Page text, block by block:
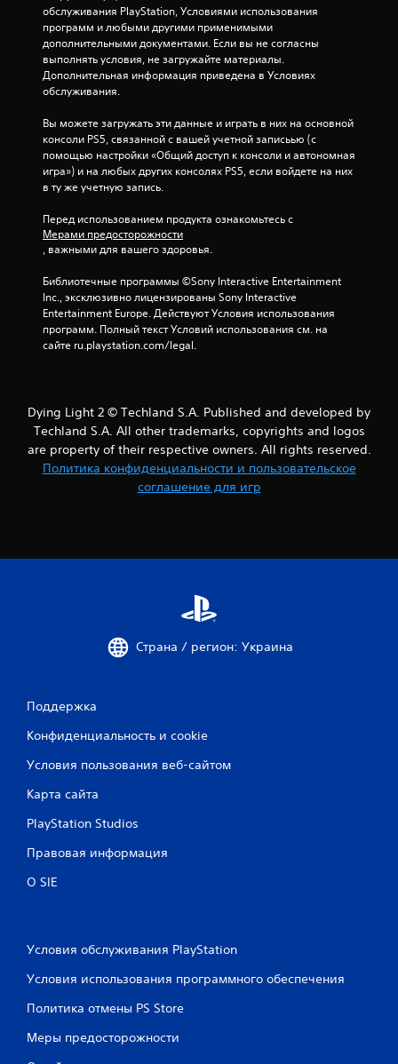
обслуживания PlayStation, Условиями использования
программ и любыми другими применимыми
дополнительными документами. Если вы не согласны
выполнять условия, не загружайте материалы.
Дополнительная информация приведена в Условиях
обслуживания.
Вы можете загружать эти данные и играть в них на основной
консоли PS5, связанной с вашей учетной записьью (с
помощью настройки «Общий доступ к консоли и автономная
игра») и на любых других консолях PS5, если войдете на них
в ту же учетную запись.
Перед использованием продукта ознакомьтесь с
Мерами предосторожности
, важными для вашего здоровья.
Библиотечные программы ©Sony Interactive Entertainment
Inc., эксклюзивно лицензированы Sony Interactive
Entertainment Europe. Действуют Условия использования
программ. Полный текст Условий использования см. на
сайте ru.playstation.com/legal.
Dying Light 2 © Techland S.A. Published and developed by
Techland S.A. All other trademarks, copyrights and logos
are property of their respective owners. All rights reserved.
Политика конфиденциальности и пользовательское
соглашение для игр
Страна / регион: Украина
Поддержка
Конфиденциальность и cookie
Условия пользования веб-сайтом
Карта сайта
PlayStation Studios
Правовая информация
О SIE
Условия обслуживания PlayStation
Условия использования программного обеспечения
Политика отмены PS Store
Меры предосторожности